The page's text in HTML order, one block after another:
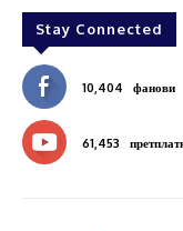
Stay Connected
10,404 фанови
61,453